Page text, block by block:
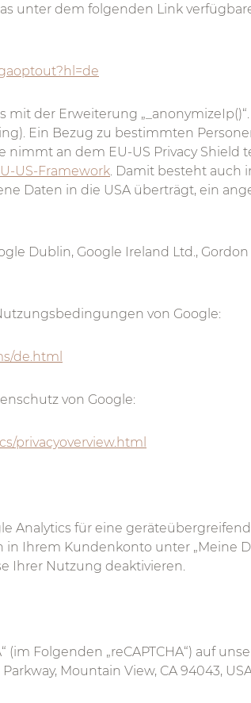
unter dem folgenden Link
mit der Erweiterung
Ein Bezug zu bestimmten
nimmt an dem EU-US Privacy Shield
US-Framework. Damit besteht auch
Daten in die USA überträgt, ein
Dublin, Google Ireland Ltd.,
von Google:
de.html
von Google:
privacyoverview.html
Analytics für eine
in Ihrem Kundenkonto unter „Meine
Ihrer Nutzung deaktivieren.
(im Folgenden „reCAPTCHA“) auf
Mountain View, CA 94043, USA